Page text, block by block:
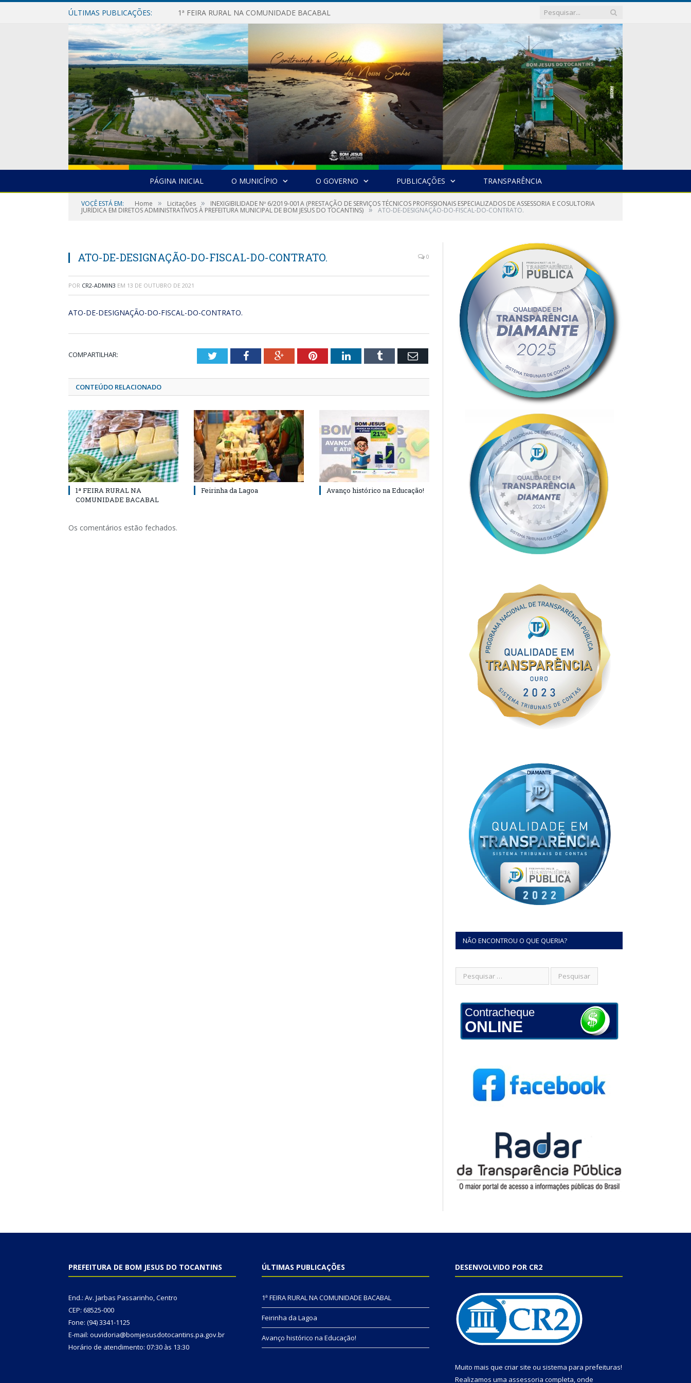
ÚLTIMAS PUBLICAÇÕES: 1ª FEIRA RURAL NA COMUNIDADE BACABAL
PÁGINA INICIAL O MUNICÍPIO O GOVERNO PUBLICAÇÕES TRANSPARÊNCIA
VOCÊ ESTÁ EM: Home » Licitações » INEXIGIBILIDADE Nº 6/2019-001A (PRESTAÇÃO DE SERVIÇOS TÉCNICOS PROFISSIONAIS ESPECIALIZADOS DE ASSESSORIA E COSULTORIA
JURÍDICA EM DIRETOS ADMINISTRATIVOS À PREFEITURA MUNICIPAL DE BOM JESUS DO TOCANTINS) » ATO-DE-DESIGNAÇÃO-DO-FISCAL-DO-CONTRATO.
ATO-DE-DESIGNAÇÃO-DO-FISCAL-DO-CONTRATO. 0
POR CR2-ADMIN3 EM 13 DE OUTUBRO DE 2021
ATO-DE-DESIGNAÇÃO-DO-FISCAL-DO-CONTRATO.
COMPARTILHAR: TwitterFacebookGoogle+PinterestLinkedInTumblr Email
CONTEÚDO RELACIONADO
1ª FEIRA RURAL NA
COMUNIDADE BACABAL
Feirinha da Lagoa Avanço histórico na Educação!
Os comentários estão fechados.
NÃO ENCONTROU O QUE QUERIA?
Contracheque
ONLINE
PREFEITURA DE BOM JESUS DO TOCANTINS
End.: Av. Jarbas Passarinho, Centro
CEP: 68525-000
Fone: (94) 3341-1125
E-mail: ouvidoria@bomjesusdotocantins.pa.gov.br
Horário de atendimento: 07:30 às 13:30
ÚLTIMAS PUBLICAÇÕES
1ª FEIRA RURAL NA COMUNIDADE BACABAL
Feirinha da Lagoa
Avanço histórico na Educação!
DESENVOLVIDO POR CR2
Muito mais que criar site ou sistema para prefeituras!
Realizamos uma assessoria completa, onde